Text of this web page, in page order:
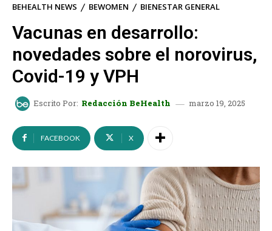
BEHEALTH NEWS BEWOMEN BIENESTAR GENERAL
Vacunas en desarrollo:
novedades sobre el norovirus,
Covid-19 y VPH
Escrito Por: Redacción BeHealth marzo 19, 2025
FACEBOOK X